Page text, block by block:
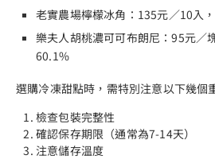
老實農場檸檬冰角：135元／10入
樂夫人胡桃濃可可布朗尼：95元／
60.1%
選購冷凍甜點時，需特別注意以下幾個
檢查包裝完整性
確認保存期限（通常為7-14天）
注意儲存溫度